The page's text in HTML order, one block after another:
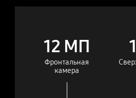
12 МП
Фронтальная
камера